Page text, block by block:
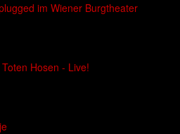
im Wiener Burgtheater
Hosen - Live!